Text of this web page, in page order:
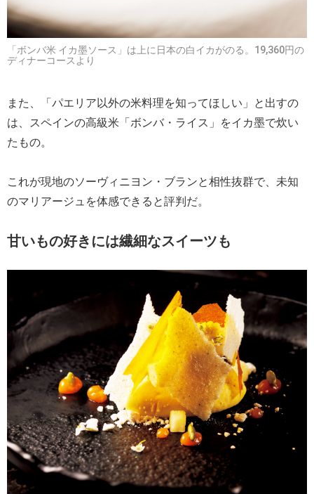
「ボンバ米 イカ墨ソース」は上に日本の白イカがのる。19,360円の
ディナーコースより
また、「パエリア以外の米料理を知ってほしい」と出すの
は、スペインの高級米「ボンバ・ライス」をイカ墨で炊い
たもの。
これが現地のソーヴィニヨン・ブランと相性抜群で、未知
のマリアージュを体感できると評判だ。
甘いもの好きには繊細なスイーツも